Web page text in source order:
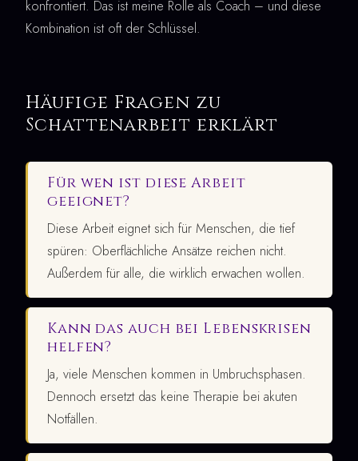
konfrontiert. Das ist meine Rolle als Coach – und diese
Kombination ist oft der Schlüssel.
Häufige Fragen zu
Schattenarbeit erklärt
Für wen ist diese Arbeit
geeignet?
Diese Arbeit eignet sich für Menschen, die tief
spüren: Oberflächliche Ansätze reichen nicht.
Außerdem für alle, die wirklich erwachen wollen.
Kann das auch bei Lebenskrisen
helfen?
Ja, viele Menschen kommen in Umbruchsphasen.
Dennoch ersetzt das keine Therapie bei akuten
Notfällen.